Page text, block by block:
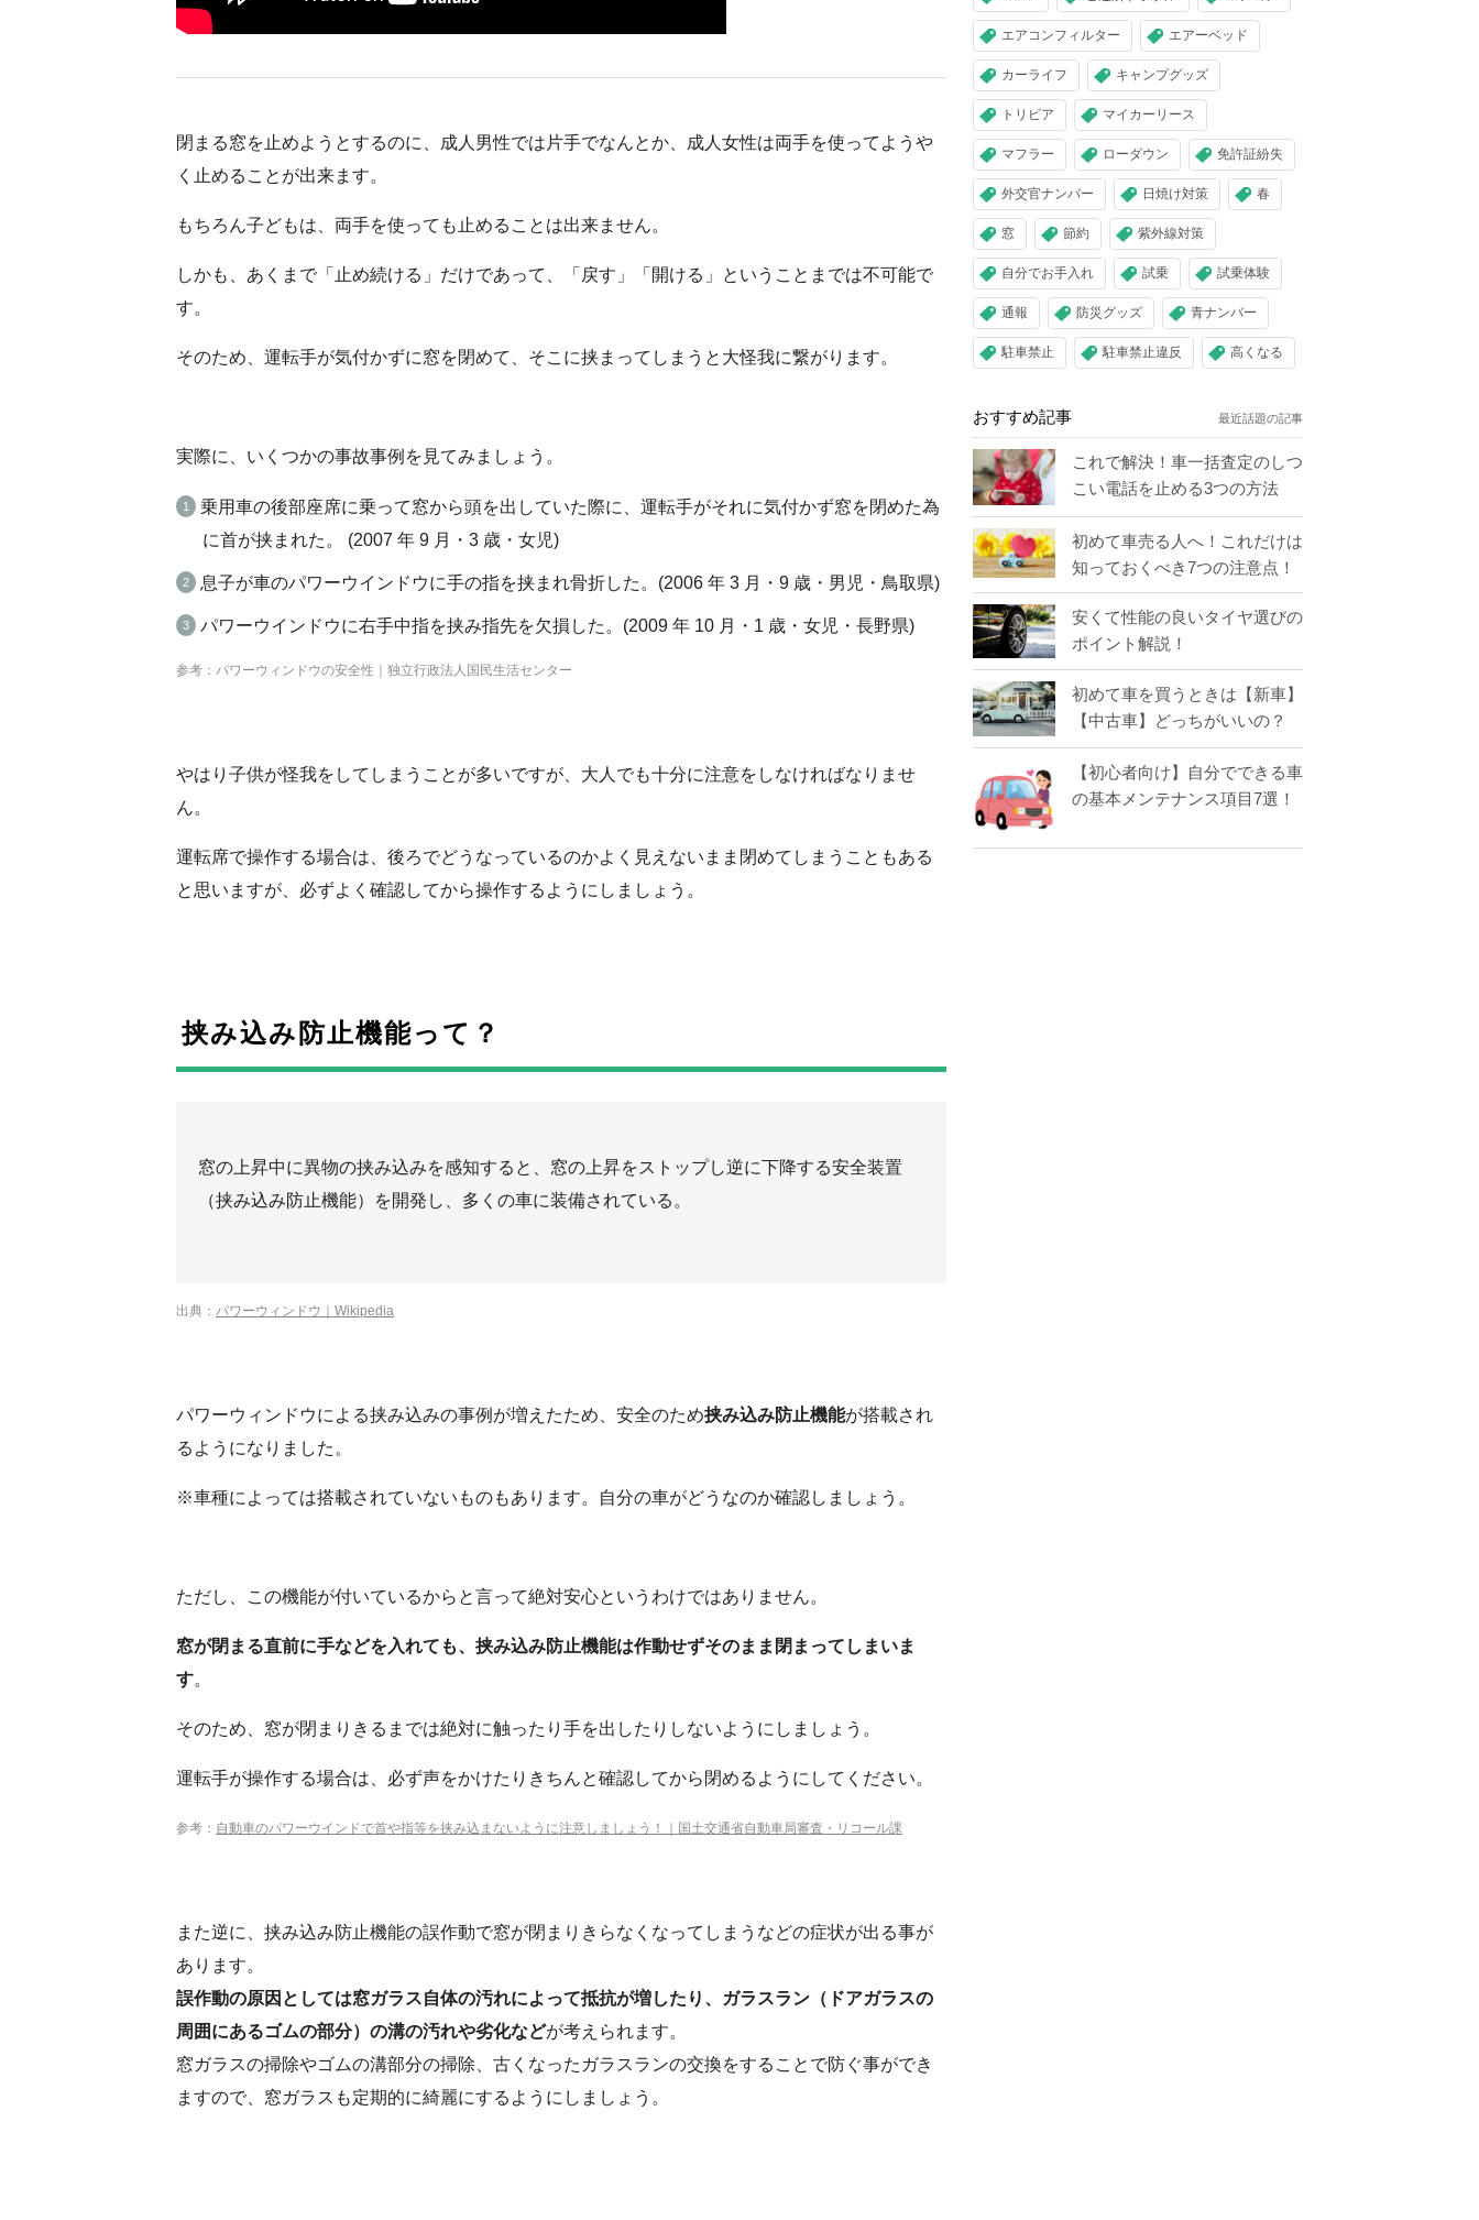
閉まる窓を止めようとするのに、成人男性では片手でなんとか、成人女性は両手を使ってようや
く止めることが出来ます。
もちろん子どもは、両手を使っても止めることは出来ません。
しかも、あくまで「止め続ける」だけであって、「戻す」「開ける」ということまでは不可能で
す。
そのため、運転手が気付かずに窓を閉めて、そこに挟まってしまうと大怪我に繋がります。
実際に、いくつかの事故事例を見てみましょう。
乗用車の後部座席に乗って窓から頭を出していた際に、運転手がそれに気付かず窓を閉めた為
に首が挟まれた。 (2007 年 9 月・3 歳・女児)
息子が車のパワーウインドウに手の指を挟まれ骨折した。(2006 年 3 月・9 歳・男児・鳥取県)
パワーウインドウに右手中指を挟み指先を欠損した。(2009 年 10 月・1 歳・女児・長野県)
参考：パワーウィンドウの安全性｜独立行政法人国民生活センター
やはり子供が怪我をしてしまうことが多いですが、大人でも十分に注意をしなければなりませ
ん。
運転席で操作する場合は、後ろでどうなっているのかよく見えないまま閉めてしまうこともある
と思いますが、必ずよく確認してから操作するようにしましょう。
挟み込み防止機能って？
窓の上昇中に異物の挟み込みを感知すると、窓の上昇をストップし逆に下降する安全装置
（挟み込み防止機能）を開発し、多くの車に装備されている。
出典： パワーウィンドウ｜Wikipedia
パワーウィンドウによる挟み込みの事例が増えたため、安全のため挟み込み防止機能が搭載され
るようになりました。
※車種によっては搭載されていないものもあります。自分の車がどうなのか確認しましょう。
ただし、この機能が付いているからと言って絶対安心というわけではありません。
窓が閉まる直前に手などを入れても、挟み込み防止機能は作動せずそのまま閉まってしまいま
す。
そのため、窓が閉まりきるまでは絶対に触ったり手を出したりしないようにしましょう。
運転手が操作する場合は、必ず声をかけたりきちんと確認してから閉めるようにしてください。
参考： 自動車のパワーウインドで首や指等を挟み込まないように注意しましょう！｜国土交通省自動車局審査・リコール課
また逆に、挟み込み防止機能の誤作動で窓が閉まりきらなくなってしまうなどの症状が出る事が
あります。
誤作動の原因としては窓ガラス自体の汚れによって抵抗が増したり、ガラスラン（ドアガラスの
周囲にあるゴムの部分）の溝の汚れや劣化などが考えられます。
窓ガラスの掃除やゴムの溝部分の掃除、古くなったガラスランの交換をすることで防ぐ事ができ
ますので、窓ガラスも定期的に綺麗にするようにしましょう。
エアコンフィルター エアーベッド
カーライフ キャンプグッズ
トリビア マイカーリース
マフラー ローダウン 免許証紛失
外交官ナンバー 日焼け対策 春
窓 節約 紫外線対策
自分でお手入れ 試乗 試乗体験
通報 防災グッズ 青ナンバー
駐車禁止 駐車禁止違反 高くなる
おすすめ記事 最近話題の記事
これで解決！車一括査定のしつ
こい電話を止める3つの方法
初めて車売る人へ！これだけは
知っておくべき7つの注意点！
安くて性能の良いタイヤ選びの
ポイント解説！
初めて車を買うときは【新車】
【中古車】どっちがいいの？
【初心者向け】自分でできる車
の基本メンテナンス項目7選！